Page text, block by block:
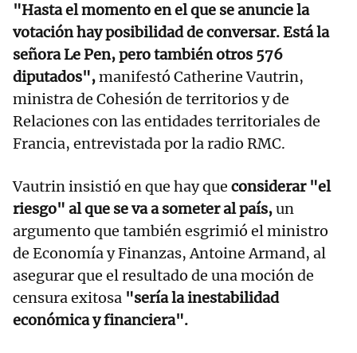
"Hasta el momento en el que se anuncie la
votación hay posibilidad de conversar. Está la
señora Le Pen, pero también otros 576
diputados",manifestó Catherine Vautrin,
ministra de Cohesión de territorios y de
Relaciones con las entidades territoriales de
Francia, entrevistada por la radio RMC.
Vautrin insistió en que hay que considerar "el
riesgo" al que se va a someter al país,un
argumento que también esgrimió el ministro
de Economía y Finanzas, Antoine Armand, al
asegurar que el resultado de una moción de
censura exitosa "sería la inestabilidad
económica y financiera".